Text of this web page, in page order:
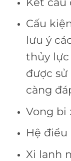
Cấu
lưu ý
thủy lực
được
càng
Vong bi
Hệ điều
Xi lanh